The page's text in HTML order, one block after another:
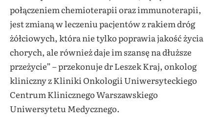
połączeniem chemioterapii oraz immunoterapii,
jest zmianą w leczeniu pacjentów z rakiem dróg
żółciowych, która nie tylko poprawia jakość życia
chorych, ale również daje im szansę na dłuższe
przeżycie” – przekonuje dr Leszek Kraj, onkolog
kliniczny z Kliniki Onkologii Uniwersyteckiego
Centrum Klinicznego Warszawskiego
Uniwersytetu Medycznego.